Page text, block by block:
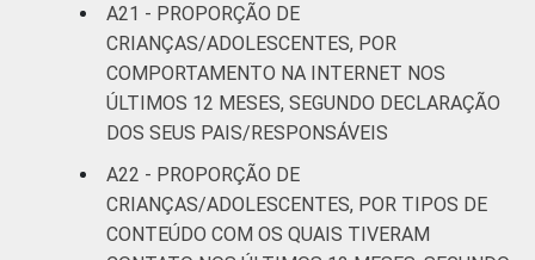
A21 - PROPORÇÃO DE
CRIANÇAS/ADOLESCENTES, POR
COMPORTAMENTO NA INTERNET NOS
ÚLTIMOS 12 MESES, SEGUNDO DECLARAÇÃO
DOS SEUS PAIS/RESPONSÁVEIS
A22 - PROPORÇÃO DE
CRIANÇAS/ADOLESCENTES, POR TIPOS DE
CONTEÚDO COM OS QUAIS TIVERAM